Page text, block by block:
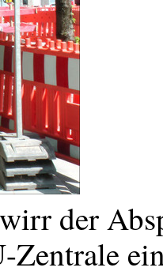
der
-Zentrale